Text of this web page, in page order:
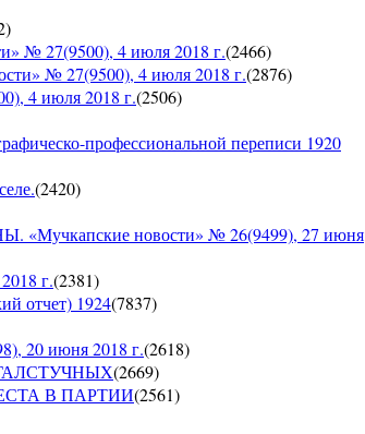
)
27(9500), 4 июля 2018 г.(2466)
№ 27(9500), 4 июля 2018 г.(2876)
4 июля 2018 г.(2506)
профессиональной переписи 1920
(2420)
новости» № 26(9499), 27 июня
г.(2381)
отчет) 1924(7837)
20 июня 2018 г.(2618)
(2669)
В ПАРТИИ(2561)